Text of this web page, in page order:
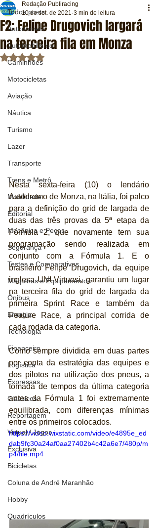
Todos posts
Automóveis
Automobilismo
Caminhões
Motocicletas
Aviação
Náutica
Turismo
Lazer
Transporte
Trens e Metrô
Mobilidade
Editorial
Mecânica e Peças
Segurança
Testes e Comparativos
Máquinas e Equipamentos
Ônibus
Energia
Tecnologia
Financeiro
Logística
Expressas
Clássicos
Reportagem
Virtual / Jogos
Exclusiva
Bicicletas
Coluna de André Maranhão
Hobby
Quadrículos
F2: Felipe Drugovich largará
na terceira fila em Monza
Redação Publiracing
10 de set. de 2021 3 min de leitura
Avaliado com NaN de 5 estrelas.
Nesta sexta-feira (10) o lendário
Autódromo de Monza, na Itália, foi palco
para a definição do grid de largada de
duas das três provas da 5ª etapa da
Fórmula 2, que novamente tem sua
programação sendo realizada em
conjunto com a Fórmula 1. E o
brasileiro Felipe Drugovich, da equipe
inglesa UNI-Virtuosi, garantiu um lugar
na terceira fila do grid de largada da
primeira Sprint Race e também da
Feature Race, a principal corrida de
cada rodada da categoria.
Como sempre dividida em duas partes
por conta da estratégia das equipes e
dos pilotos na utilização dos pneus, a
tomada de tempos da última categoria
antes da Fórmula 1 foi extremamente
equilibrada, com diferenças mínimas
entre os primeiros colocados.
https://video.wixstatic.com/video/e4895e_ed
dab9fc30a24af0aa27402b4c42a6e7/480p/m
p4/file.mp4